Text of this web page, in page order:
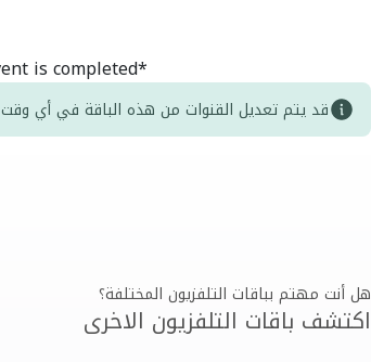
*This is a pop-up channel and will be removed once the event is completed
قد يتم تعديل القنوات من هذه الباقة في أي وقت
هل أنت مهتم بباقات التلفزيون المختلفة؟
اكتشف باقات التلفزيون الاخرى